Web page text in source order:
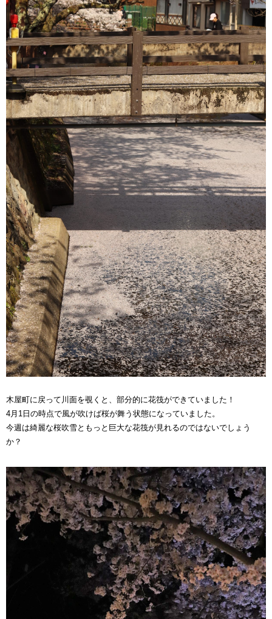
木屋町に戻って川面を覗くと、部分的に花筏ができていました！
4月1日の時点で風が吹けば桜が舞う状態になっていました。
今週は綺麗な桜吹雪ともっと巨大な花筏が見れるのではないでしょう
か？